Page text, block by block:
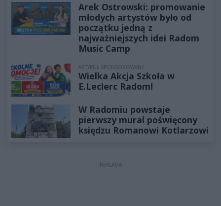
Arek Ostrowski: promowanie
młodych artystów było od
początku jedną z
najważniejszych idei Radom
Music Camp
ARTYKUŁ SPONSOROWANY
Wielka Akcja Szkoła w
E.Leclerc Radom!
W Radomiu powstaje
pierwszy mural poświęcony
księdzu Romanowi Kotlarzowi
REKLAMA